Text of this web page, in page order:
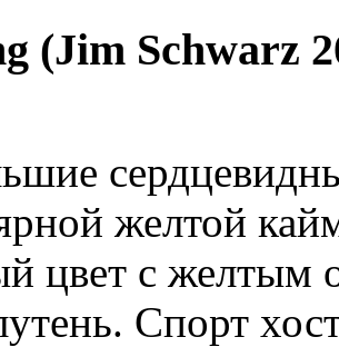
(Jim Schwarz
желтой
цвет с желтым
Спорт